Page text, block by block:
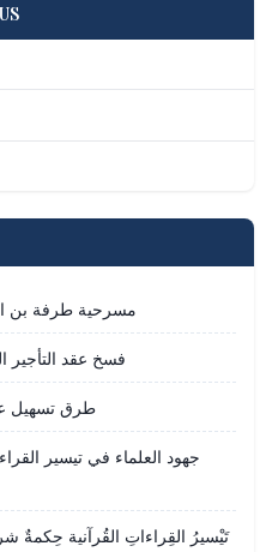
مسرحية طرفة بن
فسخ عقد التأجير
طرق تسهيل
جهود العلماء في تيسير
تَيْسيرُ القِراءاتِ القُرآنية حِكمةٌ